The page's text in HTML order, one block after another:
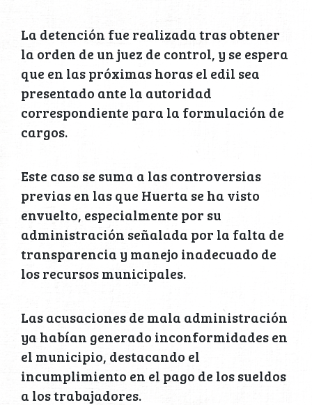
La detención fue realizada tras obtener
la orden de un juez de control, y se espera
que en las próximas horas el edil sea
presentado ante la autoridad
correspondiente para la formulación de
cargos.
Este caso se suma a las controversias
previas en las que Huerta se ha visto
envuelto, especialmente por su
administración señalada por la falta de
transparencia y manejo inadecuado de
los recursos municipales.
Las acusaciones de mala administración
ya habían generado inconformidades en
el municipio, destacando el
incumplimiento en el pago de los sueldos
a los trabajadores.